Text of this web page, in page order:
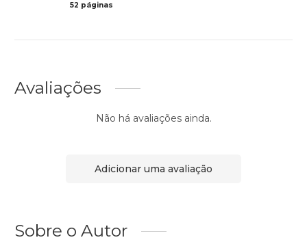
52 páginas
Avaliações
Não há avaliações ainda.
Adicionar uma avaliação
Sobre o Autor